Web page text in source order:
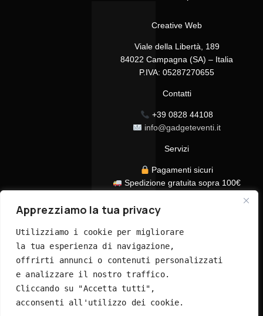
Apprezziamo la tua privacy
Utilizziamo i cookie per migliorare
la tua esperienza di navigazione,
offrirti annunci o contenuti personalizzati
e analizzare il nostro traffico.
Cliccando su "Accetta tutti",
acconsenti all'utilizzo dei cookie.
Creative Web
Viale della Libertà, 189
84022 Campagna (SA) – Italia
P.IVA: 05287270655
Contatti
+39 0828 44108
info@gadgeteventi.it
Servizi
Pagamenti sicuri
Spedizione gratuita sopra 100€
Assistenza clienti dedicata